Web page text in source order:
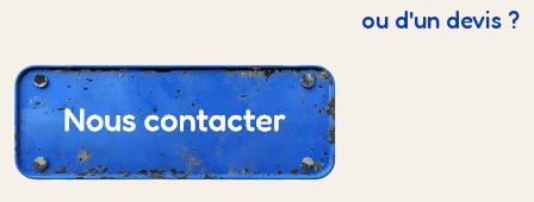
ou d'un devis ?